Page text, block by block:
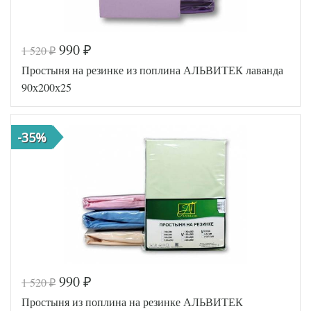
Код товара
Артикул
AL460704
Размер
простыни
90х200
Производитель
Код товара
Артикул
AL460704
1 520₽ 990 ₽
Простыня на резинке из поплина АЛЬВИТЕК лаванда
90х200х25
-35%
1 520₽ 990 ₽
Простыня из поплина на резинке АЛЬВИТЕК